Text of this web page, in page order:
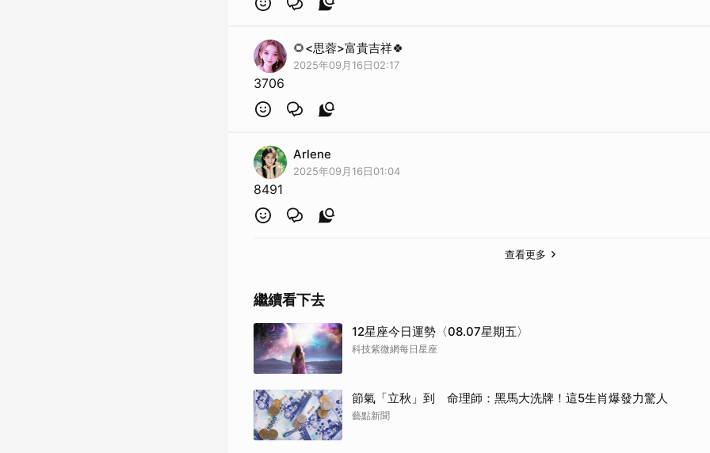
🌻<思蓉>富貴吉祥🍀
2025年09月16日02:17
3706
Arlene
2025年09月16日01:04
8491
查看更多
繼續看下去
12星座今日運勢〈08.07星期五〉
科技紫微網每日星座
節氣「立秋」到 命理師：黑馬大洗牌！這5生肖爆發力驚人
藝點新聞